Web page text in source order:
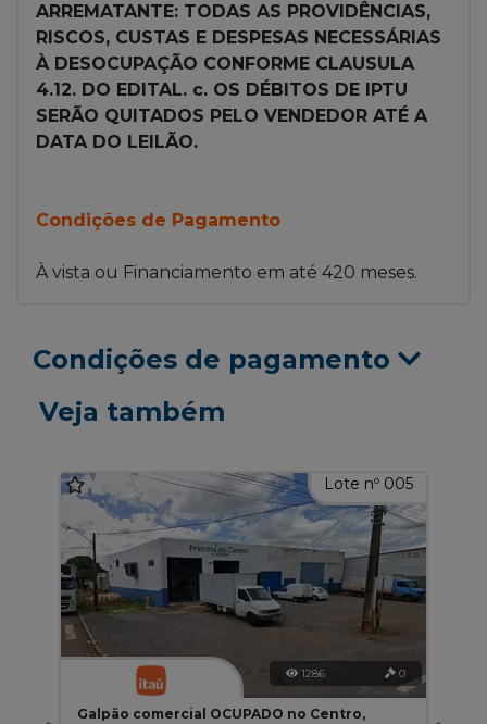
ARREMATANTE: TODAS AS PROVIDÊNCIAS,
RISCOS, CUSTAS E DESPESAS NECESSÁRIAS
À DESOCUPAÇÃO CONFORME CLAUSULA
4.12. DO EDITAL. c. OS DÉBITOS DE IPTU
SERÃO QUITADOS PELO VENDEDOR ATÉ A
DATA DO LEILÃO.
Condições de Pagamento
À vista ou Financiamento em até 420 meses.
Condições de pagamento
Veja também
Lote nº 005
1286 0
Galpão comercial OCUPADO no Centro,